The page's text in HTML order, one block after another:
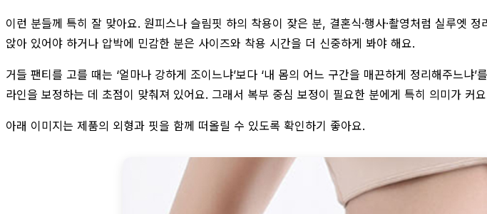
이런 분들께 특히 잘 맞아요. 원피스나 슬림핏 하의 착용이 잦은 분, 결혼식·행사·촬영처럼 실루엣
앉아 있어야 하거나 압박에 민감한 분은 사이즈와 착용 시간을 더 신중하게 봐야 해요.
거들 팬티를 고를 때는 ‘얼마나 강하게 조이느냐’보다 ‘내 몸의 어느 구간을 매끈하게 정리해주느
라인을 보정하는 데 초점이 맞춰져 있어요. 그래서 복부 중심 보정이 필요한 분에게 특히 의미가 커
아래 이미지는 제품의 외형과 핏을 함께 떠올릴 수 있도록 확인하기 좋아요.